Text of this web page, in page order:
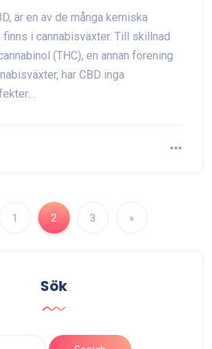
är en av de många kemiska
i cannabisväxter. Till skillnad
(THC), en annan förening
har CBD inga
1 2 3 »
Sök